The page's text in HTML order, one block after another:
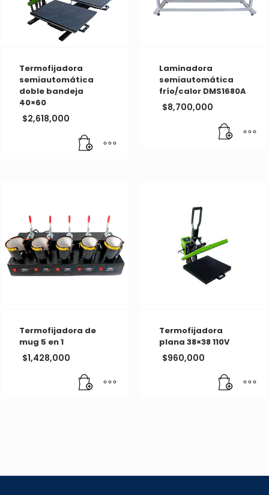
Termofijadora
semiautomática
doble bandeja
40×60
$2,618,000
Laminadora
semiautomática
frío/calor DMS1680A
$8,700,000
Termofijadora de
mug 5 en 1
$1,428,000
Termofijadora
plana 38×38 110V
$960,000